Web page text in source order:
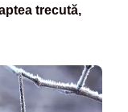
trecută,